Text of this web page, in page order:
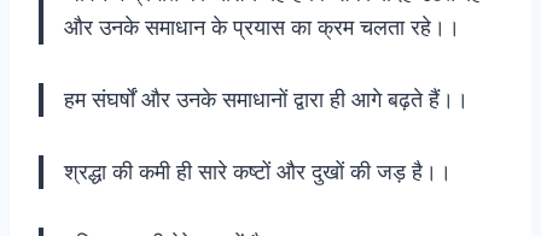
और उनके समाधान के प्रयास का क्रम चलता रहे।।
हम संघर्षों और उनके समाधानों द्वारा ही आगे बढ़ते हैं।।
श्रद्धा की कमी ही सारे कष्टों और दुखों की जड़ है।।